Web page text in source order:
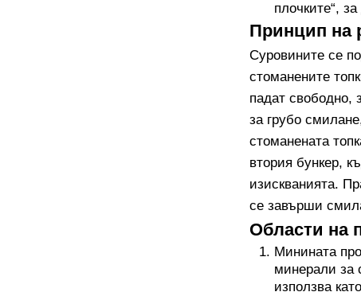
плочките“,
Принцип на
Суровините се
стоманените
падат свободно,
за грубо
стоманената
втория бункер,
изискванията.
се завърши
Области на
Минината
минерали за
използва